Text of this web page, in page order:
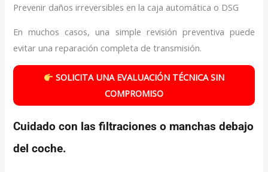
Prevenir daños irreversibles en la caja automática o DSG
En muchos casos, una simple revisión preventiva puede
evitar una reparación completa de transmisión.
SOLICITA UNA EVALUACIÓN TÉCNICA SIN
COMPROMISO
Cuidado con las filtraciones o manchas debajo
del coche.